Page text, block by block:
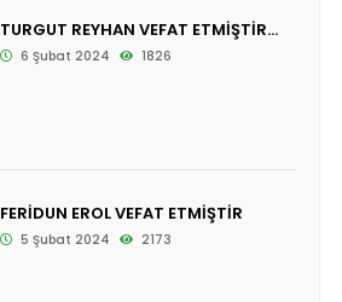
TURGUT REYHAN VEFAT ETMİŞTİR...
6 Şubat 2024 1826
FERİDUN EROL VEFAT ETMİŞTİR
5 Şubat 2024 2173